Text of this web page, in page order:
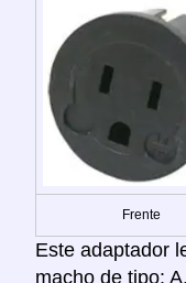
Frente
Este adaptador
macho de tipo: